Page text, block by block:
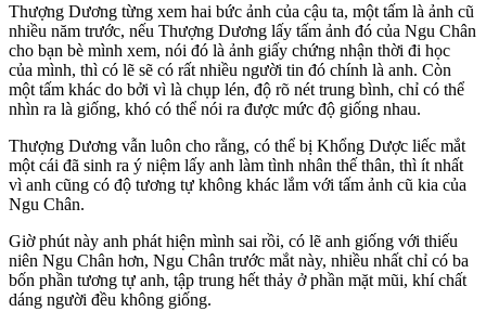
Thượng Dương từng xem hai bức ảnh của cậu ta, một tấm là ảnh cũ
nhiều năm trước, nếu Thượng Dương lấy tấm ảnh đó của Ngu Chân
cho bạn bè mình xem, nói đó là ảnh giấy chứng nhận thời đi học
của mình, thì có lẽ sẽ có rất nhiều người tin đó chính là anh. Còn
một tấm khác do bởi vì là chụp lén, độ rõ nét trung bình, chỉ có thể
nhìn ra là giống, khó có thể nói ra được mức độ giống nhau.
Thượng Dương vẫn luôn cho rằng, có thể bị Khổng Dược liếc mắt
một cái đã sinh ra ý niệm lấy anh làm tình nhân thế thân, thì ít nhất
vì anh cũng có độ tương tự không khác lắm với tấm ảnh cũ kia của
Ngu Chân.
Giờ phút này anh phát hiện mình sai rồi, có lẽ anh giống với thiếu
niên Ngu Chân hơn, Ngu Chân trước mắt này, nhiều nhất chỉ có ba
bốn phần tương tự anh, tập trung hết thảy ở phần mặt mũi, khí chất
dáng người đều không giống.